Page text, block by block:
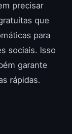
precisar
que
para
sociais. Isso
garante
rápidas.